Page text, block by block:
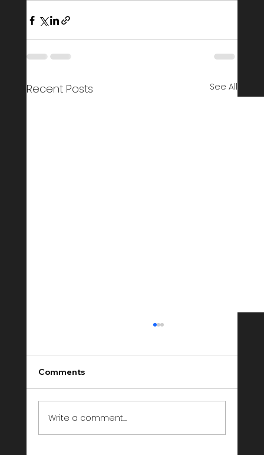
Recent Posts See All
Comments
Write a comment...